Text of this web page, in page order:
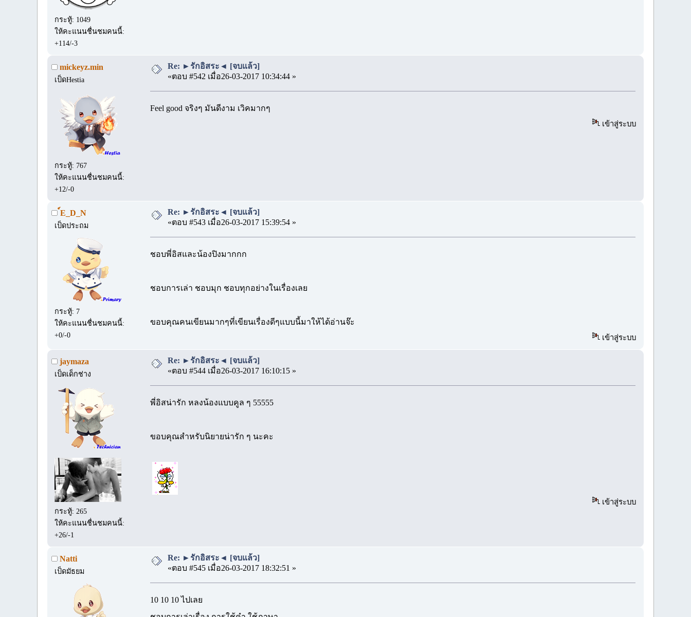
กระทู้: 1049
ให้คะแนนชื่นชมคนนี้:
+114/-3
mickeyz.min
เป็ดHestia
กระทู้: 767
ให้คะแนนชื่นชมคนนี้:
+12/-0
Re: ►รักอิสระ◄ [จบแล้ว]
«ตอบ #542 เมื่อ26-03-2017 10:34:44 »
Feel good จริงๆ มันดีงาม เวิคมากๆ
เข้าสู่ระบบ
์E_D_N
เป็ดประถม
กระทู้: 7
ให้คะแนนชื่นชมคนนี้:
+0/-0
Re: ►รักอิสระ◄ [จบแล้ว]
«ตอบ #543 เมื่อ26-03-2017 15:39:54 »
ชอบพี่อิสและน้องปิงมากกก
ชอบการเล่า ชอบมุก ชอบทุกอย่างในเรื่องเลย
ขอบคุณคนเขียนมากๆที่เขียนเรื่องดีๆแบบนี้มาให้ได้อ่านจ๊ะ
เข้าสู่ระบบ
jaymaza
เป็ดเด็กช่าง
กระทู้: 265
ให้คะแนนชื่นชมคนนี้:
+26/-1
Re: ►รักอิสระ◄ [จบแล้ว]
«ตอบ #544 เมื่อ26-03-2017 16:10:15 »
พี่อิสน่ารัก หลงน้องแบบคูล ๆ 55555
ขอบคุณสำหรับนิยายน่ารัก ๆ นะคะ
เข้าสู่ระบบ
Natti
เป็ดมัธยม
Re: ►รักอิสระ◄ [จบแล้ว]
«ตอบ #545 เมื่อ26-03-2017 18:32:51 »
10 10 10 ไปเลย